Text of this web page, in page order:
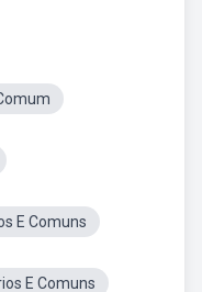
E Comuns
E Comuns